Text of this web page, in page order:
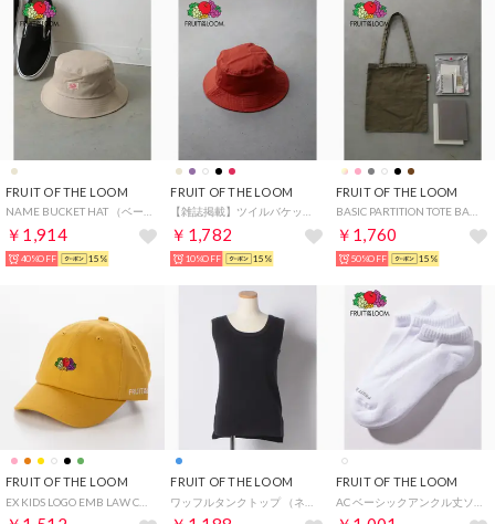
FRUIT OF THE LOOM
￥1,914
40%OFF 15%
FRUIT OF THE LOOM
￥1,782
10%OFF 15%
FRUIT OF THE LOOM
￥1,760
50%OFF 15%
FRUIT OF THE LOOM FRUIT OF THE LOOM FRUIT OF THE LOOM